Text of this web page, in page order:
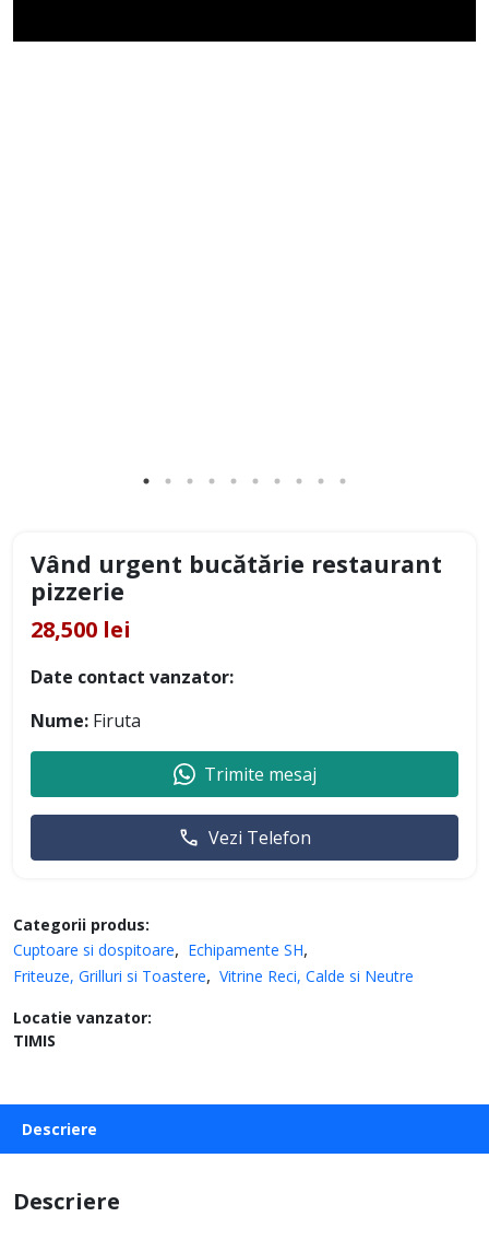
Categorii produs:
Cuptoare si dospitoare
Echipamente SH
Friteuze, Grilluri si Toastere
Vitrine Reci, Calde si Neutre
Locatie vanzator:
TIMIS
Vând urgent bucătărie restaurant
pizzerie
28,500 lei
Date contact vanzator:
Nume: Firuta
Trimite mesaj
Vezi Telefon
Descriere
Descriere